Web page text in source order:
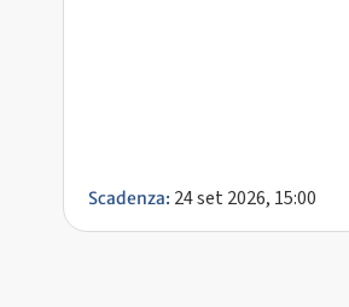
Scadenza: 24 set 2026, 15:00